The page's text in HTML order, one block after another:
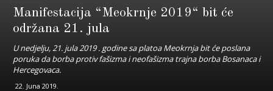
Manifestacija “Meokrnje 2019“ bit će
održana 21. jula
U nedjelju, 21. jula 2019 . godine sa platoa Meokrnja bit će poslana
poruka da borba protiv fašizma i neofašizma trajna borba Bosanaca i
Hercegovaca.
22. Juna 2019.